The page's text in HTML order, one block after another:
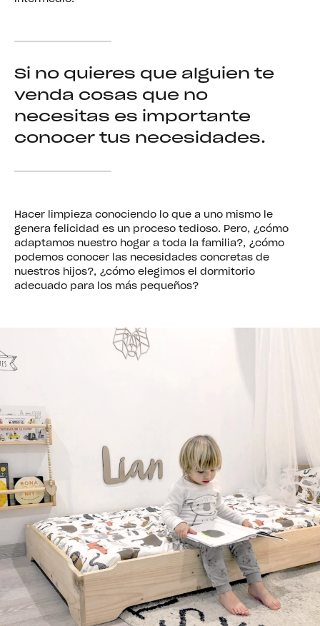
Si no quieres que alguien te
venda cosas que no
necesitas es importante
conocer tus necesidades.
Hacer limpieza conociendo lo que a uno mismo le
genera felicidad es un proceso tedioso. Pero, ¿cómo
adaptamos nuestro hogar a toda la familia?, ¿cómo
podemos conocer las necesidades concretas de
nuestros hijos?, ¿cómo elegimos el dormitorio
adecuado para los más pequeños?